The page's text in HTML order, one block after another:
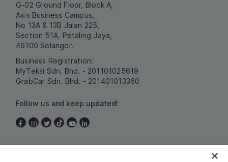
G-02 Ground Floor, Block A,
Axis Business Campus,
No 13A & 13B Jalan 225,
Section 51A, Petaling Jaya,
46100 Selangor.
Business Registration:
MyTeksi Sdn. Bhd. - 201101025619
GrabCar Sdn. Bhd. - 201401013360
Follow us and keep updated!